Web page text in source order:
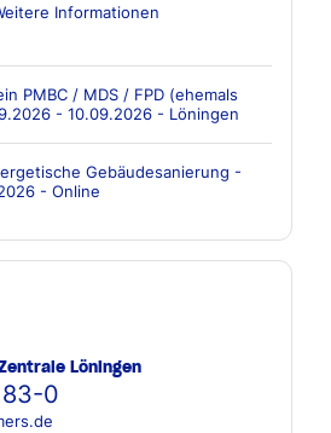
Informationen
PMBC / MDS / FPD (ehemals
- 10.09.2026 - Löningen
Gebäudesanierung -
- Online
Löningen
0